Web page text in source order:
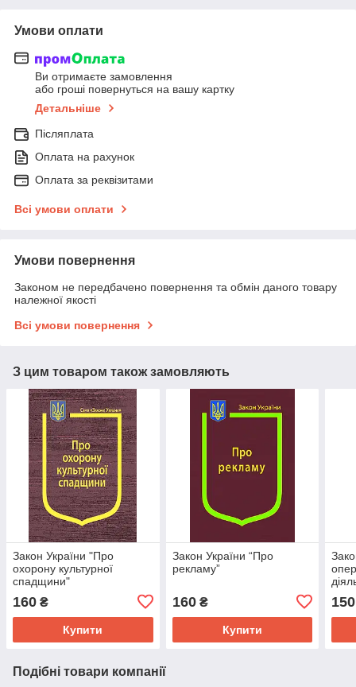
Умови оплати
Ви отримаєте замовлення
або гроші повернуться на вашу картку
Детальніше
Післяплата
Оплата на рахунок
Оплата за реквізитами
Всі умови оплати
Умови повернення
Законом не передбачено повернення та обмін даного товару
належної якості
Всі умови повернення
З цим товаром також замовляють
Закон України "Про
охорону культурної
спадщини"
160 ₴
Купити
Закон України “Про
рекламу”
160₴
Купити
150
Подібні товари компанії